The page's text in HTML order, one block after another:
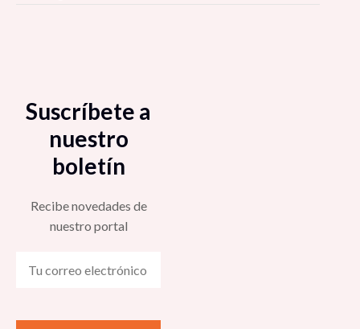
Suscríbete a
nuestro
boletín
Recibe novedades de
nuestro portal